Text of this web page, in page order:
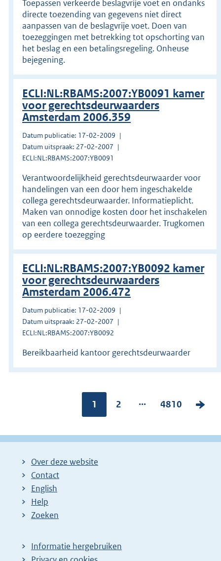
Toepassen verkeerde beslagvrije voet en ondanks
directe toezending van gegevens niet direct
aanpassen van de beslagvrije voet. Doen van
toezeggingen met betrekking tot opschorting van
het beslag en een betalingsregeling. Onheuse
bejegening.
ECLI:NL:RBAMS:2007:YB0091 kamer
voor gerechtsdeurwaarders
Amsterdam 2006.359
Datum publicatie: 17-02-2009
Datum uitspraak: 27-02-2007
ECLI:NL:RBAMS:2007:YB0091
Verantwoordelijkheid gerechtsdeurwaarder voor
handelingen van een door hem ingeschakelde
collega gerechtsdeurwaarder. Informatieplicht.
Maken van onnodige kosten door het inschakelen
van een collega gerechtsdeurwaarder. Trugkomen
op eerdere toezegging
ECLI:NL:RBAMS:2007:YB0092 kamer
voor gerechtsdeurwaarders
Amsterdam 2006.472
Datum publicatie: 17-02-2009
Datum uitspraak: 27-02-2007
ECLI:NL:RBAMS:2007:YB0092
Bereikbaarheid kantoor gerechtsdeurwaarder
Pagina:
1
P
g
2 ...
P
g
4810
V
l
Over deze website
Contact
English
Help
Zoeken
Informatie hergebruiken